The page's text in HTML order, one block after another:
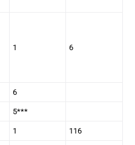
1 6
6
5***
1 116